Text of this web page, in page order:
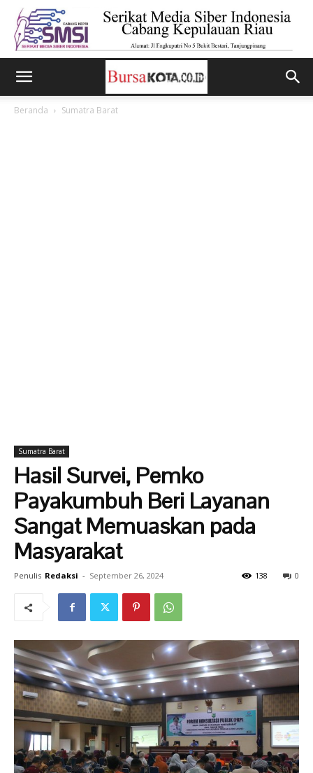
Beranda Sumatra Barat
Sumatra Barat
Hasil Survei, Pemko
Payakumbuh Beri Layanan
Sangat Memuaskan pada
Masyarakat
Penulis Redaksi - September 26, 2024 0
138